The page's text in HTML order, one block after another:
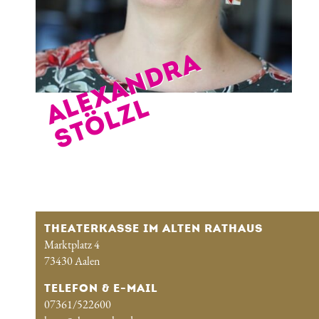
A
L
E
X
A
N
D
R
A
S
T
Ö
L
Z
L
THEATERKASSE IM ALTEN RATHAUS
Marktplatz 4
73430 Aalen
TELEFON & E-MAIL
07361/522600